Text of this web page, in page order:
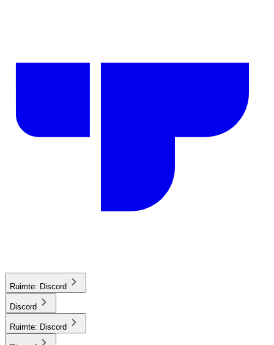
Ruimte: Discord
Discord
Ruimte: Discord